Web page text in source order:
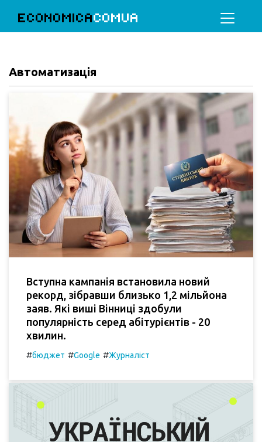
ECONOMICACOMUA
Автоматизація
Вступна кампанія встановила новий
рекорд, зібравши близько 1,2 мільйона
заяв. Які виші Вінниці здобули
популярність серед абітурієнтів - 20
хвилин.
#бюджет #Google #Журналіст